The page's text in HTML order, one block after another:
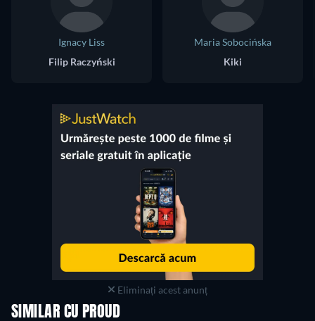
Ignacy Liss
Filip Raczyński
Maria Sobocińska
Kiki
Eliminați acest anunț
SIMILAR CU PROUD
TV